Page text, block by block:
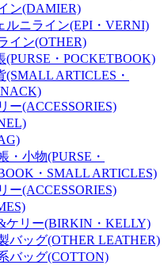
ン(DAMIER)
ルニライン(EPI・VERNI)
イン(OTHER)
(PURSE・POCKETBOOK)
(SMALL ARTICLES・
ー(ACCESSORIES)
・小物(PURSE・
・SMALL ARTICLES)
ー(ACCESSORIES)
ケリー(BIRKIN・KELLY)
バッグ(OTHER LEATHER)
バッグ(COTTON)